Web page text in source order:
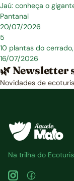
Jaú: conheça o
Pantanal
20/07/2026
5
10 plantas do
16/07/2026
🌿 Newsletter
Novidades de
Na trilha do